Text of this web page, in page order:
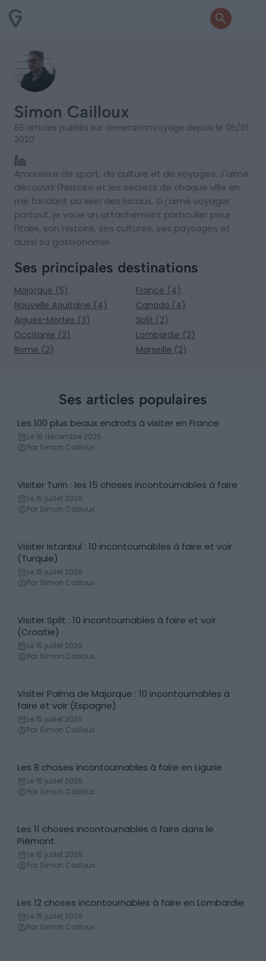
Simon Cailloux
65 articles publiés sur GenerationVoyage depuis le 06/01
2020
Amoureux de sport, de culture et de voyages. J'aime
découvrir l'histoire et les secrets de chaque ville en
me fondant au sein des locaux. Si j'aime voyager
partout, je voue un attachement particulier pour
l'Italie, son histoire, ses cultures, ses paysages et
aussi sa gastronomie.
Ses principales destinations
Majorque (5)
France (4)
Nouvelle Aquitaine (4)
Canada (4)
Aigues-Mortes (3)
Split (2)
Occitanie (2)
Lombardie (2)
Rome (2)
Marseille (2)
Ses articles populaires
Incontournables
Les 100 plus beaux endroits à visiter en France
Le 18 décembre 2025
Par Simon Cailloux
Incontournables
Visiter Turin : les 15 choses incontournables à faire
Le 15 juillet 2026
Par Simon Cailloux
Incontournables
Visiter Istanbul : 10 incontournables à faire et voir
(Turquie)
Le 15 juillet 2026
Par Simon Cailloux
Incontournables
Visiter Split : 10 incontournables à faire et voir
(Croatie)
Le 15 juillet 2026
Par Simon Cailloux
Incontournables
Visiter Palma de Majorque : 10 incontournables à
faire et voir (Espagne)
Le 15 juillet 2026
Par Simon Cailloux
Incontournables
Les 8 choses incontournables à faire en Ligurie
Le 15 juillet 2026
Par Simon Cailloux
Incontournables
Les 11 choses incontournables à faire dans le
Piémont
Le 15 juillet 2026
Par Simon Cailloux
Incontournables
Les 12 choses incontournables à faire en Lombardie
Le 15 juillet 2026
Par Simon Cailloux